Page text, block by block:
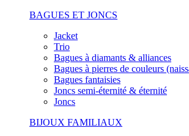
BAGUES ET JONCS
Jacket
Trio
Bagues à diamants & alliances
Bagues à pierres de couleurs
Bagues fantaisies
Joncs semi-éternité & éternité
Joncs
BIJOUX FAMILIAUX